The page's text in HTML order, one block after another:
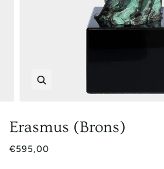
Erasmus (Brons)
€595,00